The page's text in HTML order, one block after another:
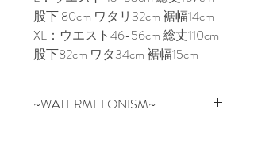
股下 80cm ワタリ32cm 裾幅14cm
XL：ウエスト46-56cm 総丈110cm
股下82cm ワタ34cm 裾幅15cm
~WATERMELONISM~